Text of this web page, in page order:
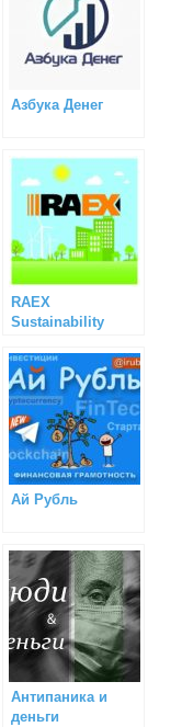
Азбука Денег
RAEX
Sustainability
Ай Рубль
Антипаника и
деньги